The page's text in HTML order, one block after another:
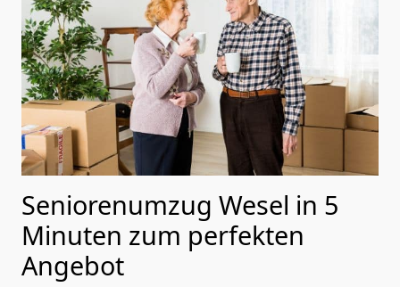
Seniorenumzug Wesel in 5
Minuten zum perfekten
Angebot